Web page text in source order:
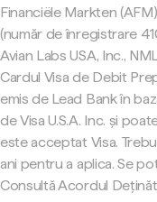
Financiële Markten
(număr de înregistrare
Avian Labs USA, Inc.,
Cardul Visa de Debit
emis de Lead Bank în
de Visa U.S.A. Inc. și
este acceptat Visa.
ani pentru a aplica. Se
Consultă Acordul